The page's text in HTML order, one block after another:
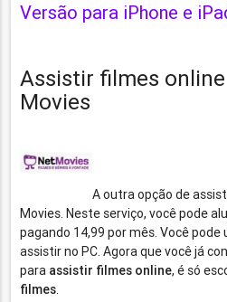
Versão para iPhone e
Assistir filmes
Movies
A outra opção de
Movies. Neste serviço, você pode
pagando 14,99 por mês. Você pode
assistir no PC. Agora que você já
para assistir filmes online, é só
filmes.